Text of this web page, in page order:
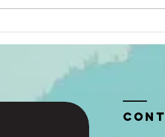
Pasión por
Lectura